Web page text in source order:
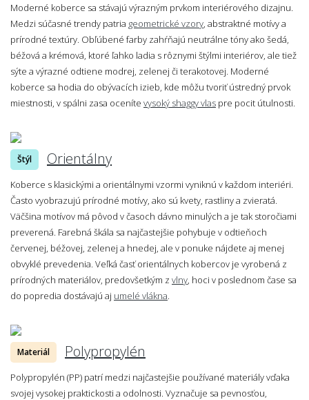
Moderné koberce sa stávajú výrazným prvkom interiérového dizajnu.
Medzi súčasné trendy patria geometrické vzory , abstraktné motívy a
prírodné textúry. Obľúbené farby zahŕňajú neutrálne tóny ako šedá,
béžová a krémová, ktoré ľahko ladia s rôznymi štýlmi interiérov, ale tiež
sýte a výrazné odtiene modrej, zelenej či terakotovej. Moderné
koberce sa hodia do obývacích izieb, kde môžu tvoriť ústredný prvok
miestnosti, v spálni zasa oceníte vysoký shaggy vlas pre pocit útulnosti.
Štýl Orientálny
Koberce s klasickými a orientálnymi vzormi vyniknú v každom interiéri.
Často vyobrazujú prírodné motívy, ako sú kvety, rastliny a zvieratá.
Väčšina motívov má pôvod v časoch dávno minulých a je tak storočiami
preverená. Farebná škála sa najčastejšie pohybuje v odtieňoch
červenej, béžovej, zelenej a hnedej, ale v ponuke nájdete aj menej
obvyklé prevedenia. Veľká časť orientálnych kobercov je vyrobená z
prírodných materiálov, predovšetkým z vlny , hoci v poslednom čase sa
do popredia dostávajú aj umelé vlákna
Materiál Polypropylén
Polypropylén (PP) patrí medzi najčastejšie používané materiály vďaka
svojej vysokej praktickosti a odolnosti. Vyznačuje sa pevnosťou,